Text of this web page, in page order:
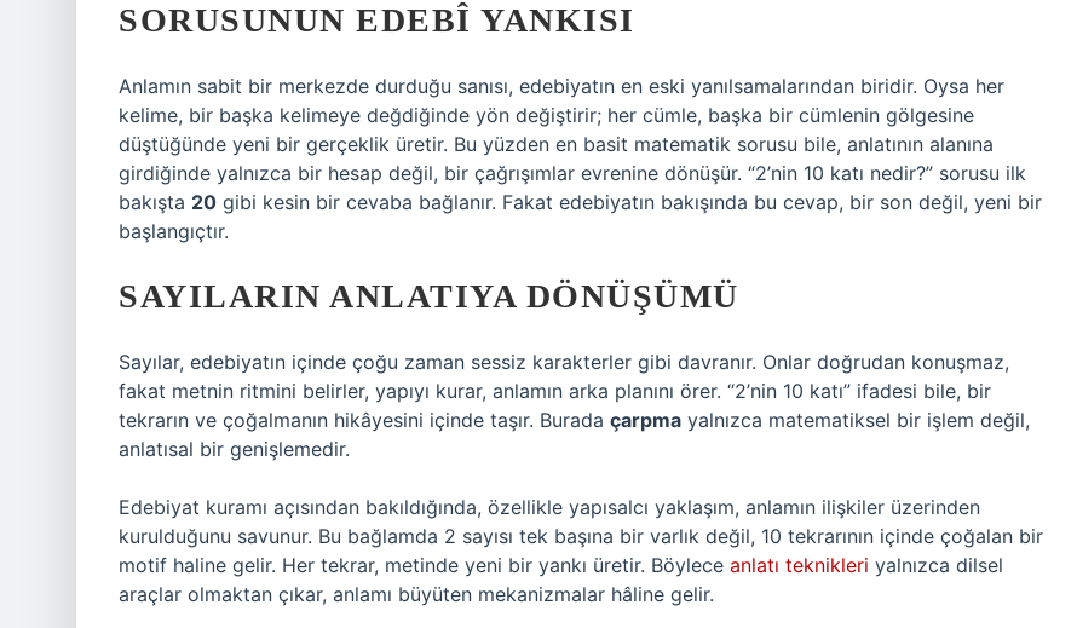
SORUSUNUN EDEBÎ YANKISI
Anlamın sabit bir merkezde durduğu sanısı, edebiyatın en eski yanılsamalarından biridir. Oysa her
kelime, bir başka kelimeye değdiğinde yön değiştirir; her cümle, başka bir cümlenin gölgesine
düştüğünde yeni bir gerçeklik üretir. Bu yüzden en basit matematik sorusu bile, anlatının alanına
girdiğinde yalnızca bir hesap değil, bir çağrışımlar evrenine dönüşür. “2’nin 10 katı nedir?” sorusu ilk
bakışta 20 gibi kesin bir cevaba bağlanır. Fakat edebiyatın bakışında bu cevap, bir son değil, yeni bir
başlangıçtır.
SAYILARIN ANLATIYA DÖNÜŞÜMÜ
Sayılar, edebiyatın içinde çoğu zaman sessiz karakterler gibi davranır. Onlar doğrudan konuşmaz,
fakat metnin ritmini belirler, yapıyı kurar, anlamın arka planını örer. “2’nin 10 katı” ifadesi bile, bir
tekrarın ve çoğalmanın hikâyesini içinde taşır. Burada çarpma yalnızca matematiksel bir işlem değil,
anlatısal bir genişlemedir.
Edebiyat kuramı açısından bakıldığında, özellikle yapısalcı yaklaşım, anlamın ilişkiler üzerinden
kurulduğunu savunur. Bu bağlamda 2 sayısı tek başına bir varlık değil, 10 tekrarının içinde çoğalan bir
motif haline gelir. Her tekrar, metinde yeni bir yankı üretir. Böylece anlatı teknikleri yalnızca dilsel
araçlar olmaktan çıkar, anlamı büyüten mekanizmalar hâline gelir.